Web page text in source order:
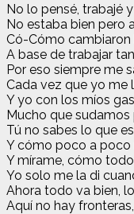
No lo pensé, trabajé
No estaba bien pero
Có-Cómo cambiaron
A base de trabajar
Por eso siempre me
Cada vez que yo me
Y yo con los míos
Mucho que
Tú no sabes lo que
Y cómo poco a
Y mírame, cómo
Yo solo me la di
Ahora todo va bien,
Aquí no hay